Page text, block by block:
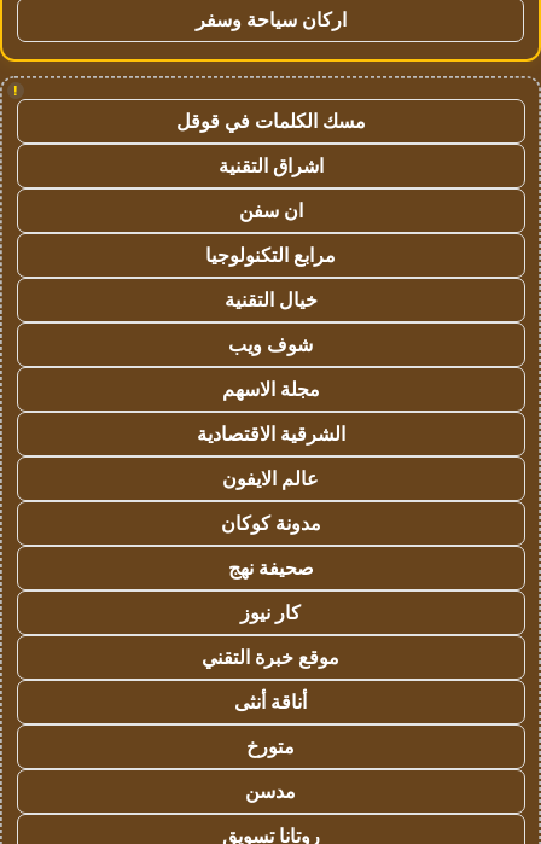
اركان سياحة وسفر
!
مسك الكلمات في قوقل
اشراق التقنية
ان سفن
مرابع التكنولوجيا
خيال التقنية
شوف ويب
مجلة الاسهم
الشرقية الاقتصادية
عالم الايفون
مدونة كوكان
صحيفة نهج
كار نيوز
موقع خبرة التقني
أناقة أنثى
متورخ
مدسن
روتانا تسويق